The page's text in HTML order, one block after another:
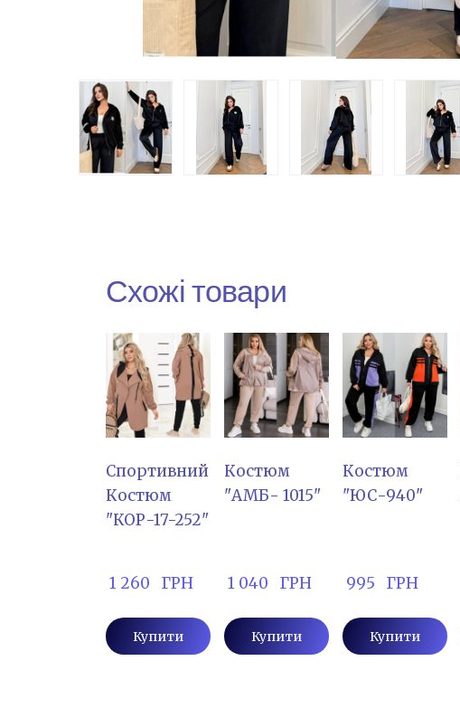
Схожі товари
Спортивний
Костюм
"КОР-17-252"
1 260   ГРН
Купити
Костюм
"АМБ- 1015"
1 040   ГРН
Купити
Костюм
"ЮС-940"
995   ГРН
Купити